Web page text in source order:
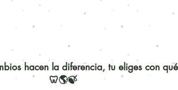
hacen la diferencia, tu eliges con
🦷🌎🍃